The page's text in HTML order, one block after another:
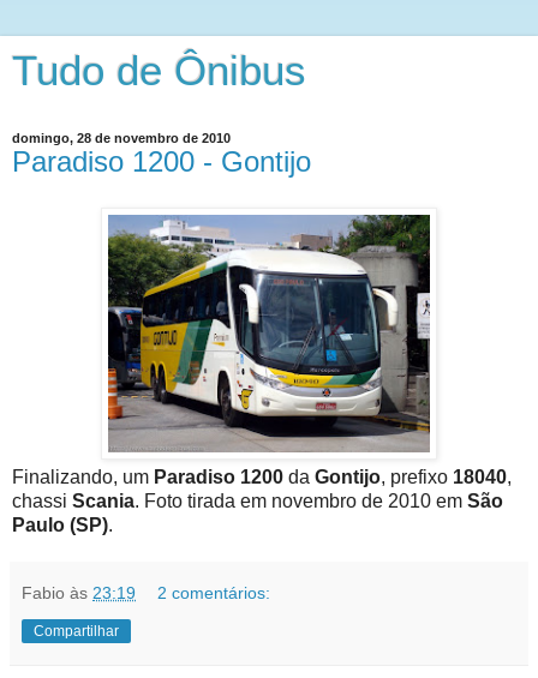
Tudo de Ônibus
domingo, 28 de novembro de 2010
Paradiso 1200 - Gontijo
Finalizando, um Paradiso 1200 da Gontijo, prefixo 18040,
chassi Scania. Foto tirada em novembro de 2010 em São
Paulo (SP).
Fabio às 23:19 2 comentários:
Compartilhar